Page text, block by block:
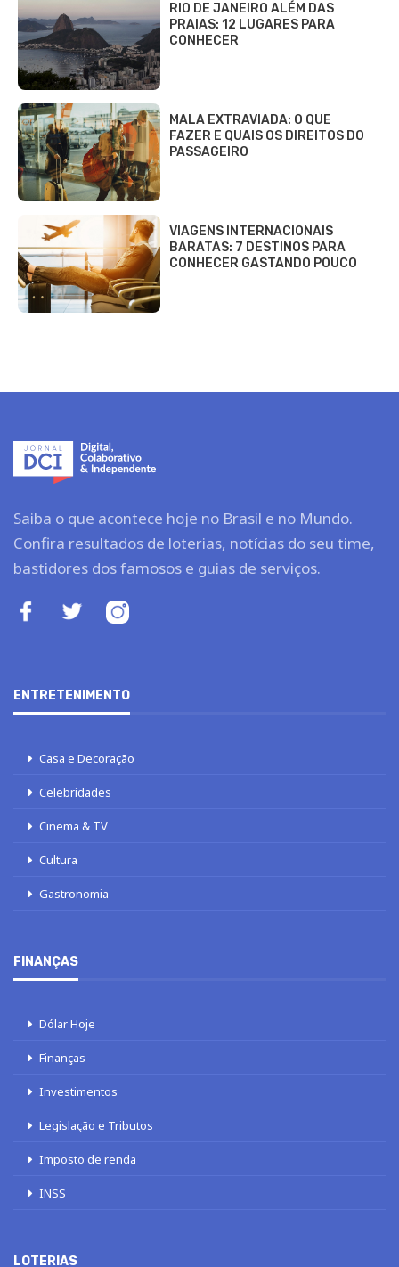
RIO DE JANEIRO ALÉM DAS
PRAIAS: 12 LUGARES PARA
CONHECER
MALA EXTRAVIADA: O QUE
FAZER E QUAIS OS DIREITOS DO
PASSAGEIRO
VIAGENS INTERNACIONAIS
BARATAS: 7 DESTINOS PARA
CONHECER GASTANDO POUCO
Saiba o que acontece hoje no Brasil e no Mundo.
Confira resultados de loterias, notícias do seu time,
bastidores dos famosos e guias de serviços.
ENTRETENIMENTO
Casa e Decoração
Celebridades
Cinema & TV
Cultura
Gastronomia
FINANÇAS
Dólar Hoje
Finanças
Investimentos
Legislação e Tributos
Imposto de renda
INSS
LOTERIAS